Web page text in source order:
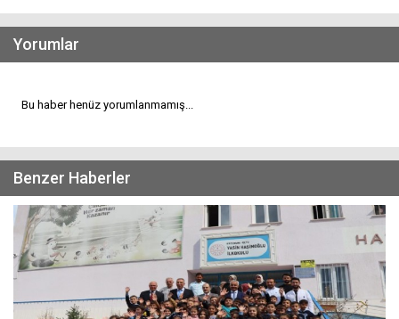
Yorumlar
Bu haber henüz yorumlanmamış...
Benzer Haberler